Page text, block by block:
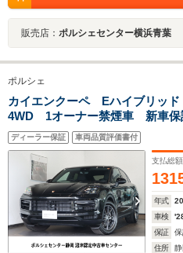
販売店： ポルシェセンター横浜青葉
ポルシェ
カイエンクーペ Eハイブリッド
4WD 1オーナー禁煙車 新車保
ディーラー保証 車両品質評価書付
支払総額
年式
車検
保証
住所